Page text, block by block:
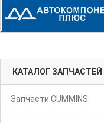
КАТАЛОГ ЗАПЧАСТЕЙ
Запчасти CUMMINS